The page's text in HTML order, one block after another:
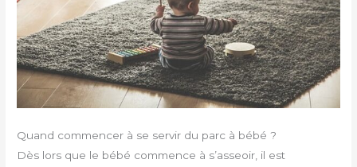
Quand commencer à se servir du parc à bébé ?
Dès lors que le bébé commence à s’asseoir, il est